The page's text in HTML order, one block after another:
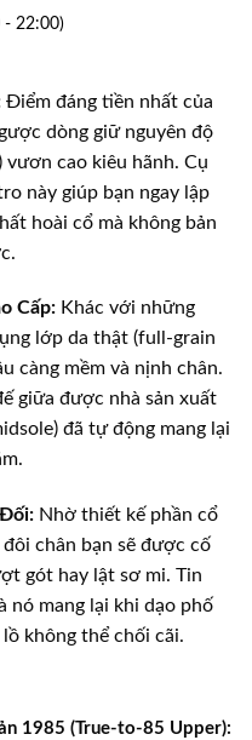
- 22:00)
Điểm đáng tiền nhất của
dòng giữ nguyên độ
vươn cao kiêu hãnh. Cụ
này giúp bạn ngay lập
hoài cổ mà không bản
Cấp: Khác với những
lớp da thật (full-grain
càng mềm và nịnh chân.
giữa được nhà sản xuất
đã tự động mang lại
Nhờ thiết kế phần cổ
chân bạn sẽ được cố
gót hay lật sơ mi. Tin
nó mang lại khi dạo phố
không thể chối cãi.
1985 (True-to-85 Upper):